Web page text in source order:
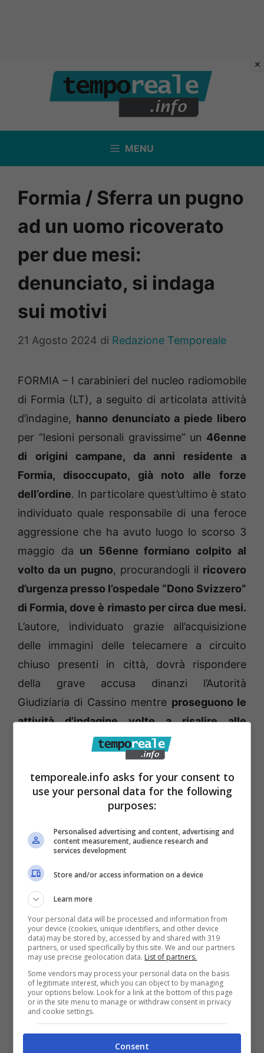
contenuto
MENU
Formia / Sferra un pugno
ad un uomo ricoverato
per due mesi:
denunciato, si indaga
sui motivi
21 Agosto 2024 di Redazione Temporeale
FORMIA – I carabinieri del nucleo radiomobile
di Formia (LT), a seguito di articolata attività
d’indagine, hanno denunciato a piede libero
per “lesioni personali gravissime” un 46enne
di origini campane, da anni residente a
Formia, disoccupato, già noto alle forze
dell’ordine. In particolare quest’ultimo è stato
individuato quale responsabile di una feroce
aggressione che ha avuto luogo lo scorso 3
maggio da un 56enne formiano colpito al
volto da un pugno, procurandogli il ricovero
d’urgenza presso l’ospedale “Dono Svizzero”
di Formia, dove è rimasto per circa due mesi.
L’autore, individuato grazie all’acquisizione
delle immagini delle telecamere a circuito
chiuso presenti in città, dovrà rispondere
della grave accusa dinanzi l’Autorità
Giudiziaria di Cassino mentre proseguono le
attività d’indagine volte a risalire alle
motivazioni a monte della violenta
temporeale.info asks for your consent to
use your personal data for the following
purposes:
Personalised advertising and content, advertising and
content measurement, audience research and
services development
Store and/or access information on a device
Learn more
Your personal data will be processed and information from
your device (cookies, unique identifiers, and other device
data) may be stored by, accessed by and shared with 319
partners, or used specifically by this site. We and our partners
may use precise geolocation data. List of partners.
Some vendors may process your personal data on the basis
of legitimate interest, which you can object to by managing
your options below. Look for a link at the bottom of this page
or in the site menu to manage or withdraw consent in privacy
and cookie settings.
Consent